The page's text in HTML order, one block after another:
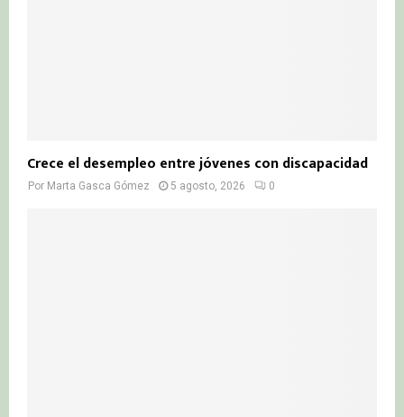
Crece el desempleo entre jóvenes con discapacidad
Por Marta Gasca Gómez 5 agosto, 2026 0